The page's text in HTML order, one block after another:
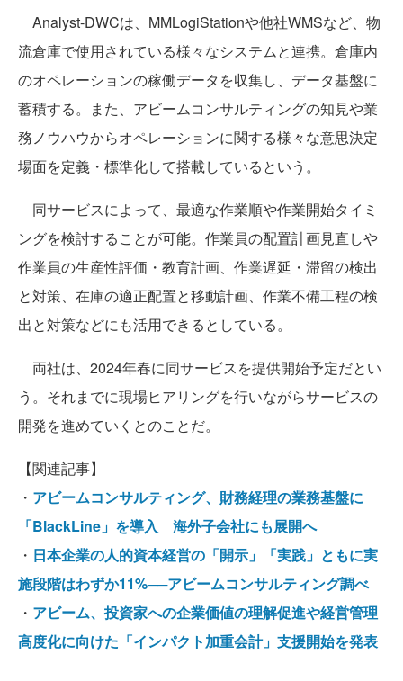
Analyst-DWCは、MMLogiStationや他社WMSなど、物
流倉庫で使用されている様々なシステムと連携。倉庫内
のオペレーションの稼働データを収集し、データ基盤に
蓄積する。また、アビームコンサルティングの知見や業
務ノウハウからオペレーションに関する様々な意思決定
場面を定義・標準化して搭載しているという。
同サービスによって、最適な作業順や作業開始タイミ
ングを検討することが可能。作業員の配置計画見直しや
作業員の生産性評価・教育計画、作業遅延・滞留の検出
と対策、在庫の適正配置と移動計画、作業不備工程の検
出と対策などにも活用できるとしている。
両社は、2024年春に同サービスを提供開始予定だとい
う。それまでに現場ヒアリングを行いながらサービスの
開発を進めていくとのことだ。
【関連記事】
・ アビームコンサルティング、財務経理の業務基盤に
「BlackLine」を導入 海外子会社にも展開へ
・ 日本企業の人的資本経営の「開示」「実践」ともに実
施段階はわずか11%──アビームコンサルティング調べ
・ アビーム、投資家への企業価値の理解促進や経営管理
高度化に向けた「インパクト加重会計」支援開始を発表